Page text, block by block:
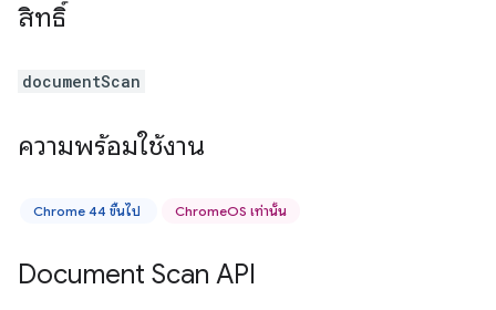
สิทธิ์
documentScan
ความพร้อมใช้งาน
Chrome 44 ขึ้นไป ChromeOS เท่านั้น
Document Scan API